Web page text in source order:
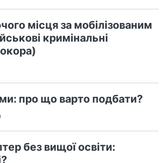
місця за мобілізованим
кримінальні
про що варто подбати?
без вищої освіти: